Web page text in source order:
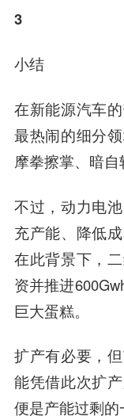
3
小结
在新能源汽车
最热闹的细分
摩拳擦掌、暗自
不过，动力电
充产能、降低
在此背景下，
资并推进
巨大蛋糕。
扩产有必要，
能凭借此次扩
便是产能过剩的